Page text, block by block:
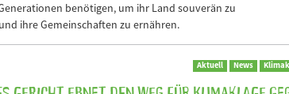
benötigen, um ihr Land souverän zu
ihre Gemeinschaften zu ernähren.
Aktuell News